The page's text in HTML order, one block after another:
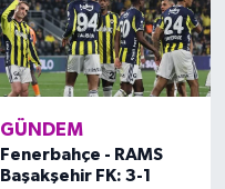
GÜNDEM
Fenerbahçe - RAMS
Başakşehir FK: 3-1